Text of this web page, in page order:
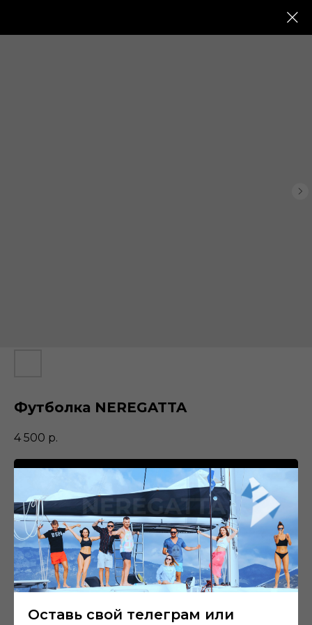
Футболка NEREGATTA
4 500 р.
Купить сейчас
Комфортная и износостойкая модель с выполнена из премиум
хлопка
ДЕТАЛИ
Состав 100% хлопок
Оставь свой телеграм или